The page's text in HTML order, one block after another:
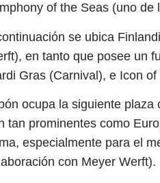
of the Seas (uno
se ubica
en tanto que posee un
Gras (Carnival), e Icon
ocupa la siguiente
tan prominentes como
especialmente para el
con Meyer Werft).